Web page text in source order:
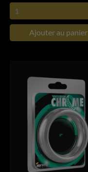
Ajouter au panier